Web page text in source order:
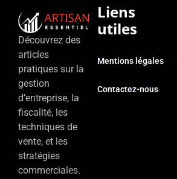
Découvrez des
articles
pratiques sur la
gestion
d’entreprise, la
fiscalité, les
techniques de
vente, et les
stratégies
commerciales.
Liens
utiles
Mentions légales
Contactez-nous